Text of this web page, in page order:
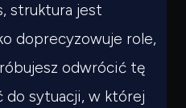
struktura jest
doprecyzowuje role,
odwrócić tę
do sytuacji, w której